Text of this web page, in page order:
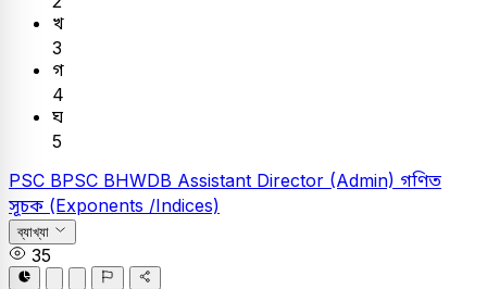
খ
3
গ
4
ঘ
5
PSC BPSC BHWDB Assistant Director (Admin) গণিত
সূচক (Exponents /Indices)
ব্যাখ্যা
35